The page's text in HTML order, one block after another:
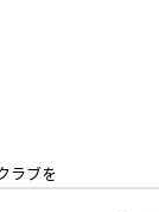
ラブを